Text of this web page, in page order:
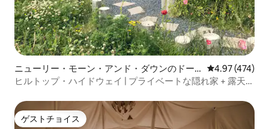
ニューリー・モーン・アンド・ダウンのドー
ムハウス
レビュー474
4.97 (474)
ヒルトップ・ハイドウェイ | プライベートな隠れ家 + 露天風
ゲストチョイス
ゲストチョイス